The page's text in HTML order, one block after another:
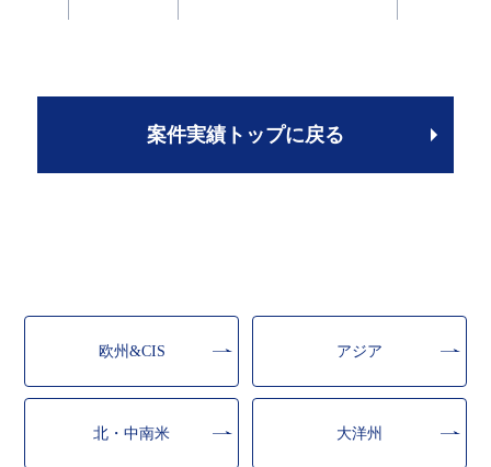
案件実績トップに戻る
欧州&CIS アジア
北・中南米 大洋州